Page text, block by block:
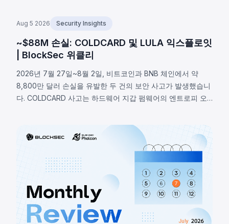
Aug 5 2026 Security Insights
~$88M 손실: COLDCARD 및 LULA 익스플로잇
| BlockSec 위클리
2026년 7월 27일~8월 2일, 비트코인과 BNB 체인에서 약
8,800만 달러 손실을 유발한 두 건의 보안 사고가 발생했습니
다. COLDCARD 사고는 하드웨어 지갑 펌웨어의 엔트로피 오
BNB 체인의 LULA 토큰은 비즈니스 로직 취약점으로
`recycle()` 함수가 악용되어 PancakeSwap V2 유동성에서
약 57만 8천 달러가 유출됐습니다.